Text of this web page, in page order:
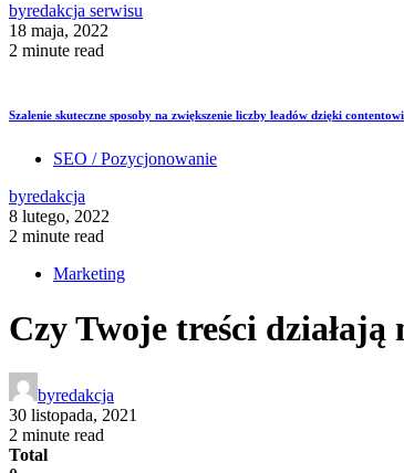
byredakcja serwisu
18 maja, 2022
2 minute read
Szalenie skuteczne sposoby na zwiększenie liczby leadów dzięki contentowi
SEO / Pozycjonowanie
byredakcja
8 lutego, 2022
2 minute read
Marketing
Czy Twoje treści działają
byredakcja
30 listopada, 2021
2 minute read
Total